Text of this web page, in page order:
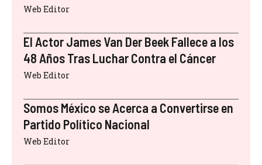
Web Editor
El Actor James Van Der Beek Fallece a los
48 Años Tras Luchar Contra el Cáncer
Web Editor
Somos México se Acerca a Convertirse en
Partido Político Nacional
Web Editor